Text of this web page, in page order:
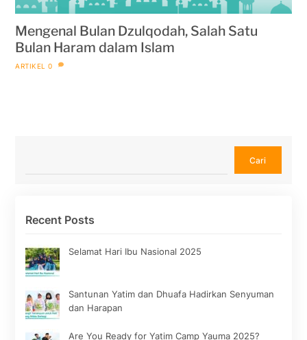
Mengenal Bulan Dzulqodah, Salah Satu
Bulan Haram dalam Islam
ARTIKEL 0
Cari
Recent Posts
Selamat Hari Ibu Nasional 2025
Santunan Yatim dan Dhuafa Hadirkan Senyuman
dan Harapan
Are You Ready for Yatim Camp Yauma 2025?